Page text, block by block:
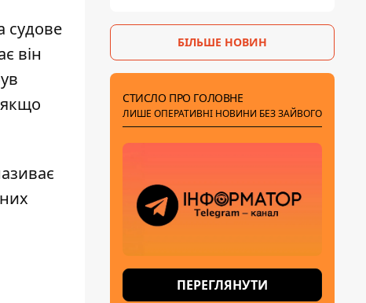
судове
він
якщо
БІЛЬШЕ НОВИН
СТИСЛО ПРО ГОЛОВНЕ
ЛИШЕ ОПЕРАТИВНІ НОВИНИ БЕЗ ЗАЙВОГО
ПЕРЕГЛЯНУТИ